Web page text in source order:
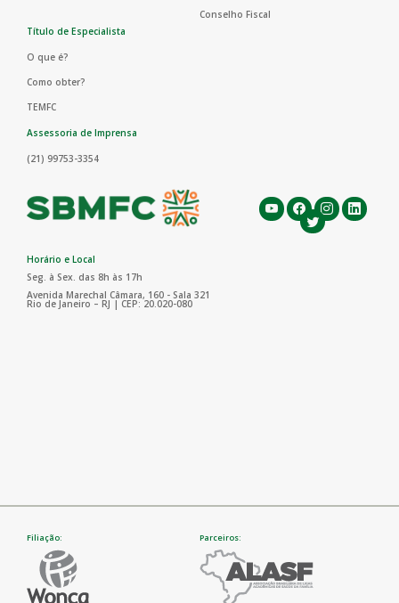
Conselho Fiscal
Título de Especialista
O que é?
Como obter?
TEMFC
Assessoria de Imprensa
(21) 99753-3354
Horário e Local
Seg. à Sex. das 8h às 17h
Avenida Marechal Câmara, 160 - Sala 321
Rio de Janeiro – RJ | CEP: 20.020-080
Filiação: Parceiros: